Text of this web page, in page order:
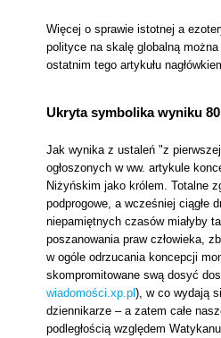
Więcej o sprawie istotnej a
polityce na skalę globalną
ostatnim tego artykułu
Ukryta symbolika wyniku
Jak wynika z ustaleń "z
ogłoszonych w ww. artykule
Niżyńskim jako królem. Totalne
podprogowe, a wcześniej ciągłe
niepamiętnych czasów miałyby
poszanowania praw człowieka,
w ogóle odrzucania koncepcji
skompromitowane swą dosyć
wiadomości.xp.pl ), w co wydają
dziennikarze – a zatem całe
podległością względem